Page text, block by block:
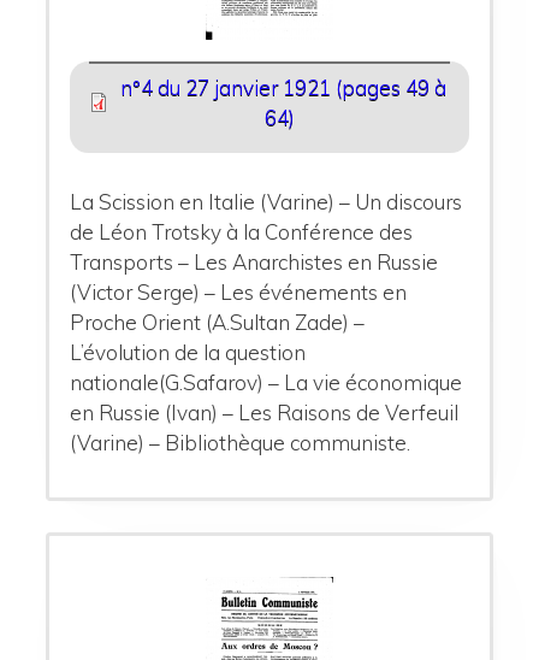
n°4 du 27 janvier 1921 (pages 49 à
64)
La Scission en Italie (Varine) – Un discours
de Léon Trotsky à la Conférence des
Transports – Les Anarchistes en Russie
(Victor Serge) – Les événements en
Proche Orient (A.Sultan Zade) –
L’évolution de la question
nationale(G.Safarov) – La vie économique
en Russie (Ivan) – Les Raisons de Verfeuil
(Varine) – Bibliothèque communiste.